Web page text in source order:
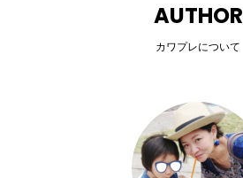
AUTHOR
カワプレについて